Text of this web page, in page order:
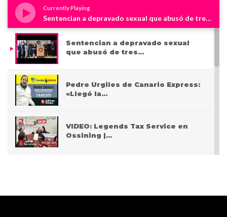
Currently Playing
Sentencian a depravado sexual que abusó de tres niños en Westchester
Sentencian a depravado sexual
que abusó de tres…
Pedro Urgiles de Canario Express:
«Llegó la…
VIDEO: Legends Tax Service en
Ossining |…